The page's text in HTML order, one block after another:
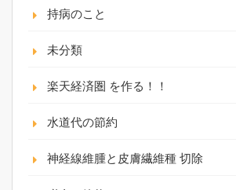
持病のこと
未分類
楽天経済圏 を作る！！
水道代の節約
神経線維腫と皮膚繊維種 切除